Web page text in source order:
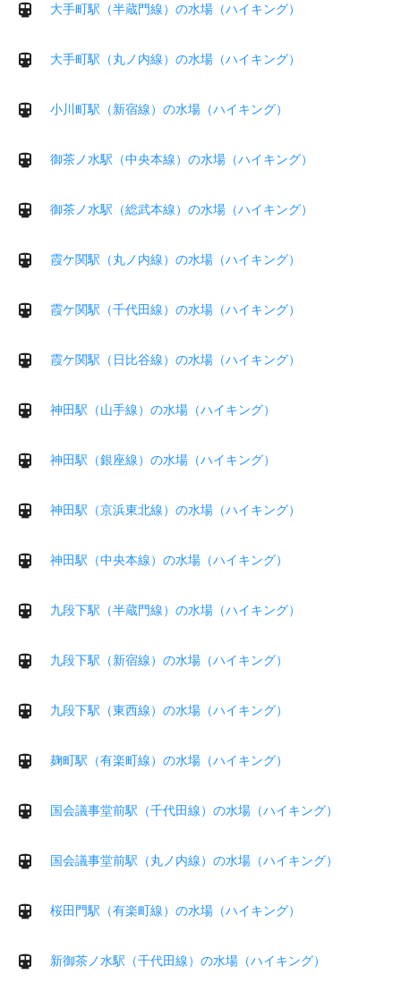
大手町駅（半蔵門線）の水場（ハイキング）
大手町駅（丸ノ内線）の水場（ハイキング）
小川町駅（新宿線）の水場（ハイキング）
御茶ノ水駅（中央本線）の水場（ハイキング）
御茶ノ水駅（総武本線）の水場（ハイキング）
霞ケ関駅（丸ノ内線）の水場（ハイキング）
霞ケ関駅（千代田線）の水場（ハイキング）
霞ケ関駅（日比谷線）の水場（ハイキング）
神田駅（山手線）の水場（ハイキング）
神田駅（銀座線）の水場（ハイキング）
神田駅（京浜東北線）の水場（ハイキング）
神田駅（中央本線）の水場（ハイキング）
九段下駅（半蔵門線）の水場（ハイキング）
九段下駅（新宿線）の水場（ハイキング）
九段下駅（東西線）の水場（ハイキング）
麹町駅（有楽町線）の水場（ハイキング）
国会議事堂前駅（千代田線）の水場（ハイキング）
国会議事堂前駅（丸ノ内線）の水場（ハイキング）
桜田門駅（有楽町線）の水場（ハイキング）
新御茶ノ水駅（千代田線）の水場（ハイキング）